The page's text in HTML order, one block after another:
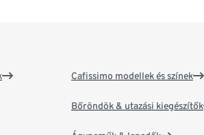
Cafissimo modellek és színek
Bőröndök & utazási kiegészítők